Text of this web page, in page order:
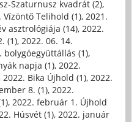
Szaturnusz kvadrát (2),
Vízöntő Telihold (1), 2021.
asztrológiája (14), 2022.
(1), 2022. 06. 14.
bolygóegyüttállás (1),
napja (1), 2022.
2022. Bika Újhold (1), 2022.
8. (1), 2022.
, 2022. február 1. Újhold
Húsvét (1), 2022. január